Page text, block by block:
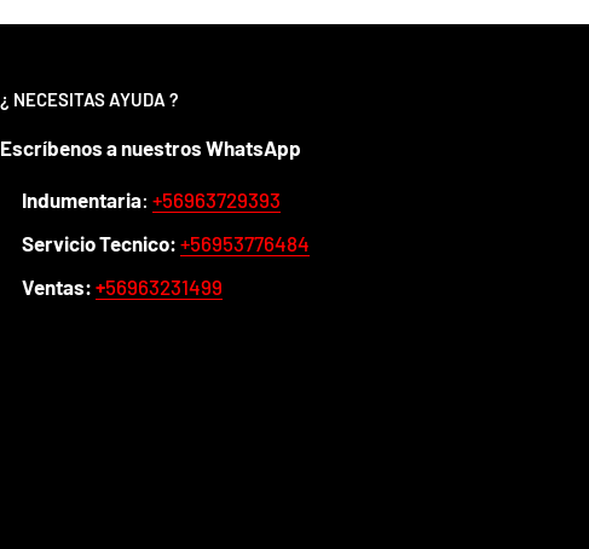
¿ NECESITAS AYUDA ?
Escríbenos a nuestros WhatsApp
Indumentaria: +56963729393
Servicio Tecnico: +56953776484
Ventas: +56963231499